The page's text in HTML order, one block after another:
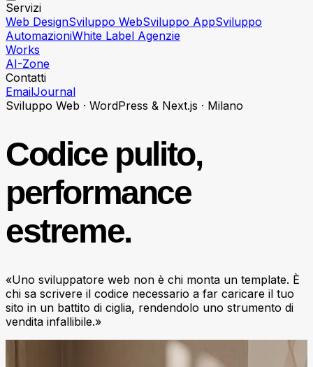
Servizi
Web DesignSviluppo WebSviluppo AppSviluppo
AutomazioniWhite Label Agenzie
Works
AI-Zone
Contatti
EmailJournal
Sviluppo Web · WordPress & Next.js · Milano
Codice pulito,
performance
estreme.
«Uno sviluppatore web non è chi monta un template. È
chi sa scrivere il codice necessario a far caricare il tuo
sito in un battito di ciglia, rendendolo uno strumento di
vendita infallibile.»